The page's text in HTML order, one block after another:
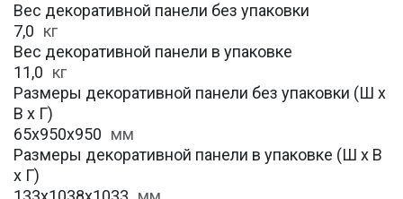
Вес декоративной панели без упаковки
7,0 кг
Вес декоративной панели в упаковке
11,0 кг
Размеры декоративной панели без упаковки (Ш х
В х Г)
65x950x950 мм
Размеры декоративной панели в упаковке (Ш х В
х Г)